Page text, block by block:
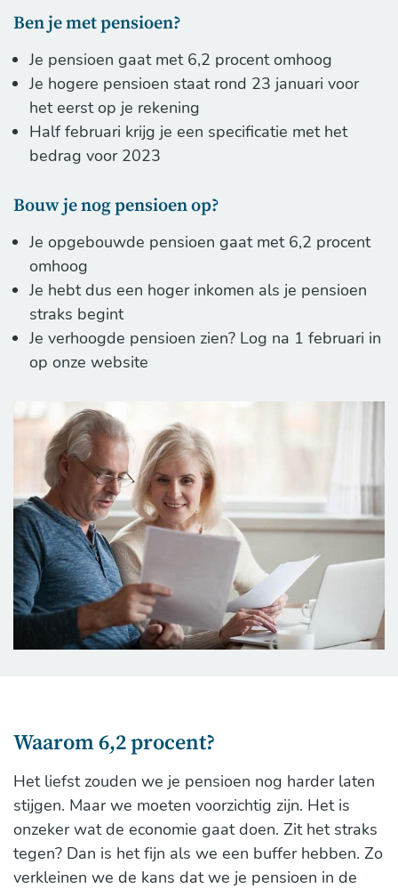
Ben je met pensioen?
Je pensioen gaat met 6,2 procent omhoog
Je hogere pensioen staat rond 23 januari voor
het eerst op je rekening
Half februari krijg je een specificatie met het
bedrag voor 2023
Bouw je nog pensioen op?
Je opgebouwde pensioen gaat met 6,2 procent
omhoog
Je hebt dus een hoger inkomen als je pensioen
straks begint
Je verhoogde pensioen zien? Log na 1 februari in
op onze website
Waarom 6,2 procent?
Het liefst zouden we je pensioen nog harder laten
stijgen. Maar we moeten voorzichtig zijn. Het is
onzeker wat de economie gaat doen. Zit het straks
tegen? Dan is het fijn als we een buffer hebben. Zo
verkleinen we de kans dat we je pensioen in de